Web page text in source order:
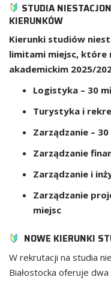
STUDIA
KIERUNKÓW
Kierunki studiów
limitami miejsc, które
akademickim 2025/
Logistyka – 30
Turystyka i
Zarządzanie –
Zarządzanie
Zarządzanie i
Zarządzanie
miejsc
NOWE KIERUNKI
W rekrutacji na studia
Białostocka oferuje